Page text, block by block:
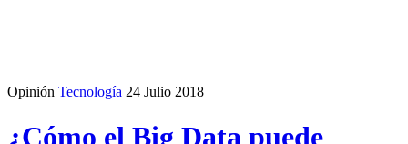
Opinión Tecnología 24 Julio 2018
¿Cómo el Big Data puede